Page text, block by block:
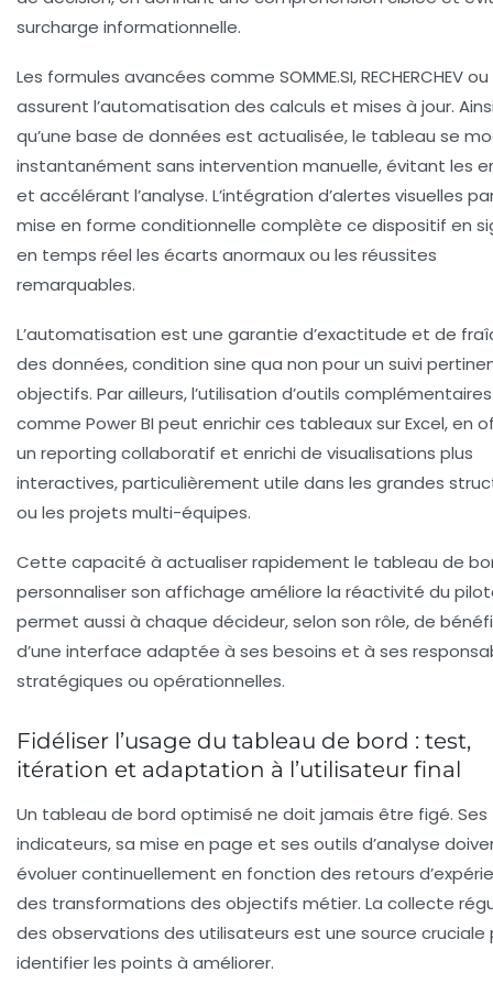
surcharge informationnelle.
Les formules avancées comme SOMME.SI, RECHERCHEV ou
assurent l’automatisation des calculs et mises à jour.
qu’une base de données est actualisée, le tableau se
instantanément sans intervention manuelle, évitant les
et accélérant l’analyse. L’intégration d’alertes visuelles
mise en forme conditionnelle complète ce dispositif en
en temps réel les écarts anormaux ou les réussites
remarquables.
L’automatisation est une garantie d’exactitude et de
des données, condition sine qua non pour un suivi
objectifs. Par ailleurs, l’utilisation d’outils complémentaires
comme Power BI peut enrichir ces tableaux sur Excel, en
un reporting collaboratif et enrichi de visualisations plus
interactives, particulièrement utile dans les grandes
ou les projets multi-équipes.
Cette capacité à actualiser rapidement le tableau de
personnaliser son affichage améliore la réactivité du
permet aussi à chaque décideur, selon son rôle, de
d’une interface adaptée à ses besoins et à ses
stratégiques ou opérationnelles.
Fidéliser l’usage du tableau de bord : test,
itération et adaptation à l’utilisateur final
Un tableau de bord optimisé ne doit jamais être figé. Ses
indicateurs, sa mise en page et ses outils d’analyse
évoluer continuellement en fonction des retours
des transformations des objectifs métier. La collecte
des observations des utilisateurs est une source cruciale
identifier les points à améliorer.